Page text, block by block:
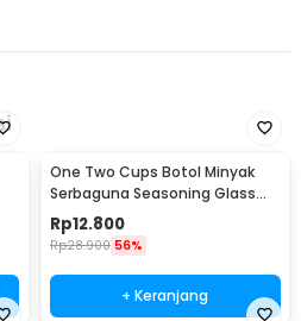
One Two Cups Botol Minyak
Serbaguna Seasoning Glass
Jar 630ml - CY180
Rp12.800
Rp28.900 56%
+ Keranjang